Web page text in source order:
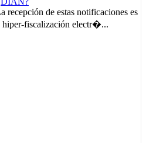
recepción de estas notificaciones es
hiper-fiscalización electr�...